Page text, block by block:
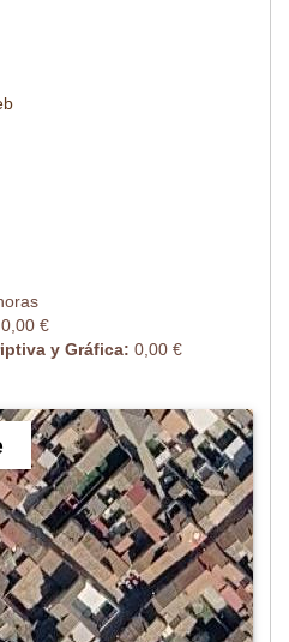
0,00 €
y Gráfica: 0,00 €